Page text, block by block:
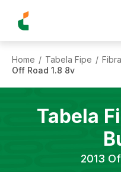
Home / Tabela Fipe /
Off Road 1.8 8v
Tabela
2013